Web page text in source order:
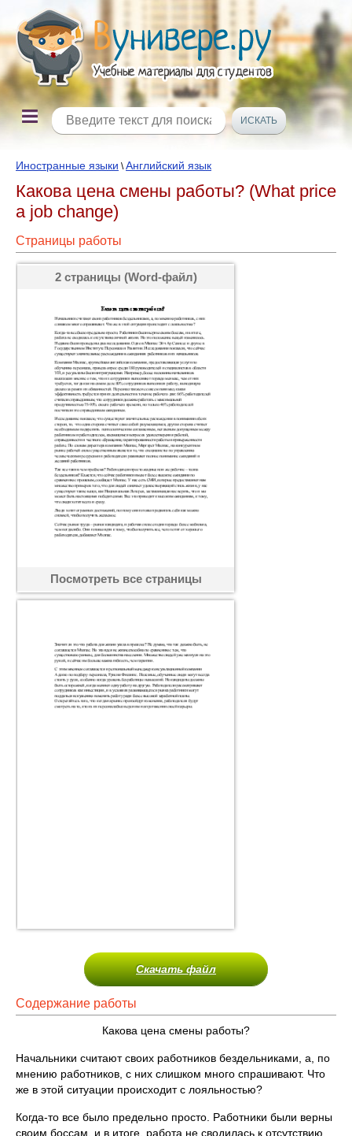
Иностранные языки \Английский язык
Какова цена смены работы? (What price
a job change)
Страницы работы
2 страницы (Word-файл)
Посмотреть все страницы
Скачать файл
Содержание работы
Какова цена смены работы?
Начальники считают своих работников бездельниками, а, по
мнению работников, с них слишком много спрашивают. Что
же в этой ситуации происходит с лояльностью?
Когда-то все было предельно просто. Работники были верны
своим боссам, и в итоге, работа не сводилась к отсутствию